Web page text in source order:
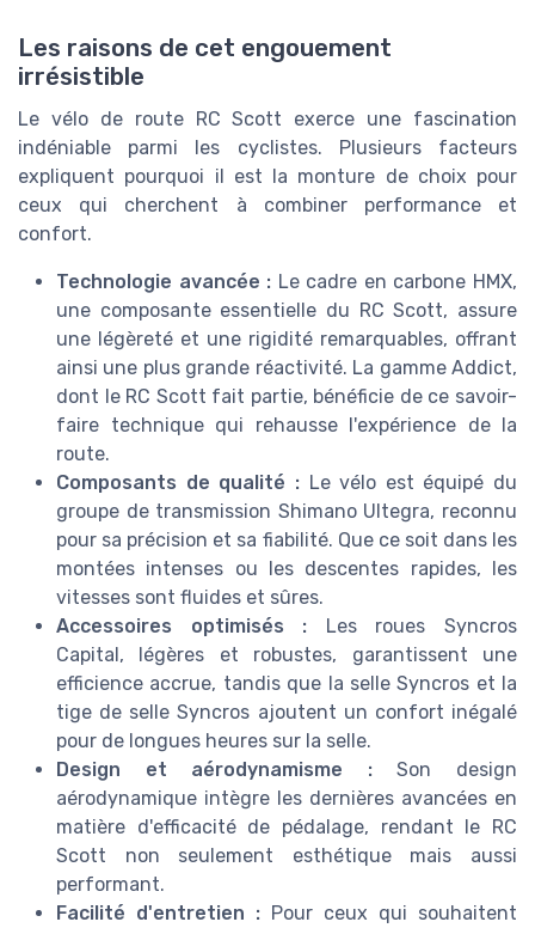
Les raisons de cet engouement
irrésistible
Le vélo de route RC Scott exerce une fascination
indéniable parmi les cyclistes. Plusieurs facteurs
expliquent pourquoi il est la monture de choix pour
ceux qui cherchent à combiner performance et
confort.
Technologie avancée : Le cadre en carbone HMX,
une composante essentielle du RC Scott, assure
une légèreté et une rigidité remarquables, offrant
ainsi une plus grande réactivité. La gamme Addict,
dont le RC Scott fait partie, bénéficie de ce savoir-
faire technique qui rehausse l'expérience de la
route.
Composants de qualité :Le vélo est équipé du
groupe de transmission Shimano Ultegra, reconnu
pour sa précision et sa fiabilité. Que ce soit dans les
montées intenses ou les descentes rapides, les
vitesses sont fluides et sûres.
Accessoires optimisés : Les roues Syncros
Capital, légères et robustes, garantissent une
efficience accrue, tandis que la selle Syncros et la
tige de selle Syncros ajoutent un confort inégalé
pour de longues heures sur la selle.
Design et aérodynamisme :Son design
aérodynamique intègre les dernières avancées en
matière d'efficacité de pédalage, rendant le RC
Scott non seulement esthétique mais aussi
performant.
Facilité d'entretien : Pour ceux qui souhaitent